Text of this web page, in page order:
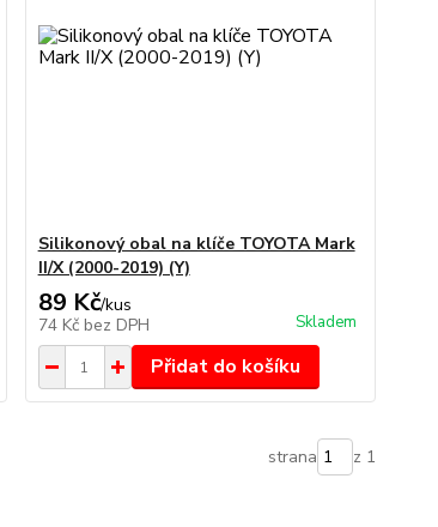
Silikonový obal na klíče TOYOTA Mark
II/X (2000-2019) (Y)
89 Kč/kus
74 Kč bez DPH Skladem
Přidat do košíku
strana z 1